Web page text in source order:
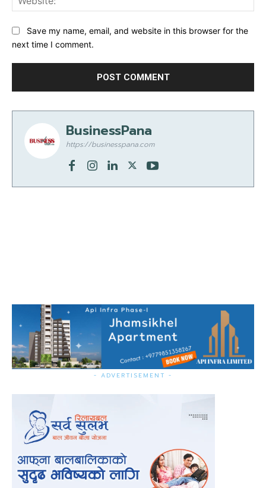
Save my name, email, and website in this browser for the
next time I comment.
BusinessPana
https://businesspana.com
- ADVERTISEMENT -